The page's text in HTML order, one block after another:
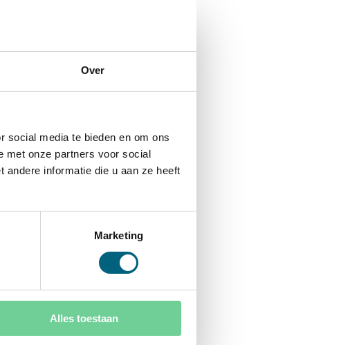
Over
social media te bieden en om ons
met onze partners voor social
andere informatie die u aan ze heeft
Marketing
Alles toestaan